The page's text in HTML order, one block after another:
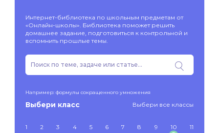
Интернет-библиотека по школьным предметам от
«Онлайн-школы». Библиотека поможет решить
домашнее задание, подготовиться к контрольной и
вспомнить прошлые темы.
Например: формулы сокращенного умножения
Выбери класс Выбери все классы
1 2 3 4 5 6 7 8 9 10 11